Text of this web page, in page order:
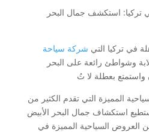
في تركيا التي شركة سياحة
وشواطئ رائعة على البحر
واستمتع بعطلة لا تُ
المميزة التي تقدم الكثير من
استكشاف جمال البحر الأبيض
العروض السياحية المميزة في